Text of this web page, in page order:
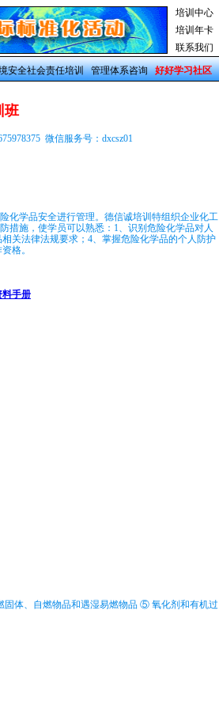
培训中心
培训年卡
联系我们
安全社会责任培训 管理体系咨询 好好学习社区
班
微信服务号：dxcsz01
化学品安全进行管理。德信诚培训特组织企业化工
措施，使学员可以熟悉：1、识别危险化学品对人
关法律法规要求；4、掌握危险化学品的个人防护
格。
料手册
体、自燃物品和遇湿易燃物品 ⑤ 氧化剂和有机过